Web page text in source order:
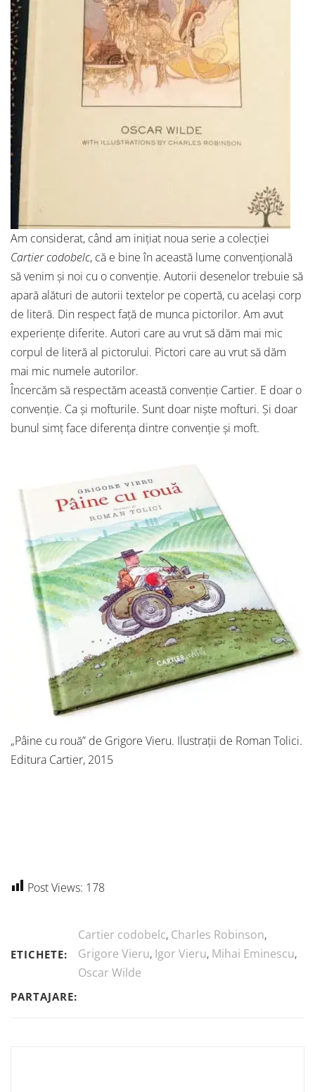
Am considerat, când am inițiat noua serie a colecției
Cartier codobelc, că e bine în această lume convențională
să venim și noi cu o convenție. Autorii desenelor trebuie să
apară alături de autorii textelor pe copertă, cu același corp
de literă. Din respect față de munca pictorilor. Am avut
experiențe diferite. Autori care au vrut să dăm mai mic
corpul de literă al pictorului. Pictori care au vrut să dăm
mai mic numele autorilor.
Încercăm să respectăm această convenție Cartier. E doar o
convenție. Ca și mofturile. Sunt doar niște mofturi. Și doar
bunul simț face diferența dintre convenție și moft.
„Pâine cu rouă” de Grigore Vieru. Ilustrații de Roman Tolici.
Editura Cartier, 2015
Post Views: 178
ETICHETE:
Cartier codobelc, Charles Robinson,
Grigore Vieru, Igor Vieru, Mihai Eminescu,
Oscar Wilde
PARTAJARE: